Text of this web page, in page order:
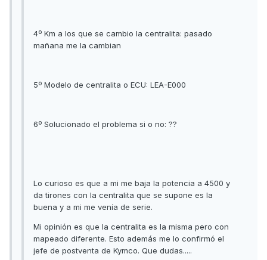
4º Km a los que se cambio la centralita: pasado
mañana me la cambian
5º Modelo de centralita o ECU: LEA-E000
6º Solucionado el problema si o no: ??
Lo curioso es que a mi me baja la potencia a 4500 y
da tirones con la centralita que se supone es la
buena y a mi me venía de serie.
Mi opinión es que la centralita es la misma pero con
mapeado diferente. Esto además me lo confirmó el
jefe de postventa de Kymco. Que dudas.....